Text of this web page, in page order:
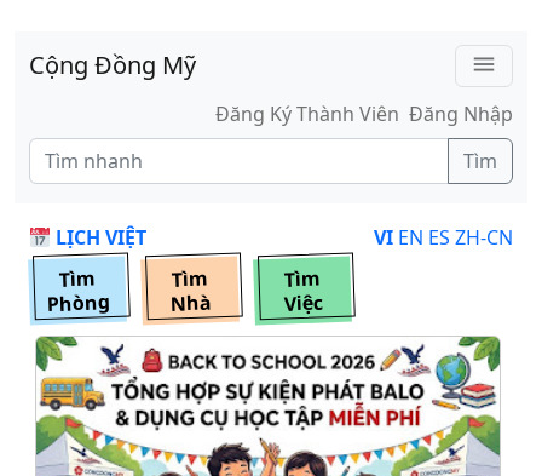
Cộng Đồng Mỹ
menu
Đăng Ký Thành Viên Đăng Nhập
Tìm
LỊCH VIỆT VI EN ES ZH-CN
Tìm
Phòng
Tìm
Nhà
Tìm
Việc